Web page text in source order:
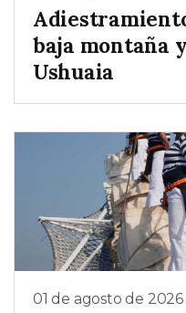
baja montaña
Ushuaia
01 de agosto de 2026